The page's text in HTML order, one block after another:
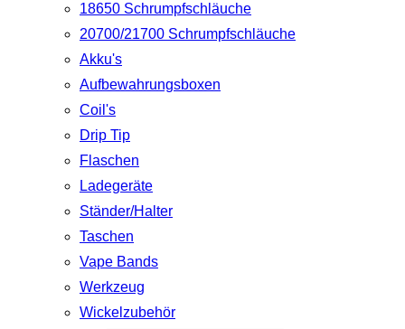
18650 Schrumpfschläuche
20700/21700 Schrumpfschläuche
Akku's
Aufbewahrungsboxen
Coil's
Drip Tip
Flaschen
Ladegeräte
Ständer/Halter
Taschen
Vape Bands
Werkzeug
Wickelzubehör